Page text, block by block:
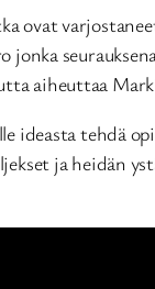
ovat
aiheuttaa
ideasta tehdä
ja heidän